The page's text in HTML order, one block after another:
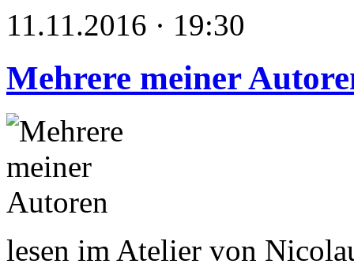
11.11.2016 · 19:30
Mehrere meiner
lesen im Atelier von